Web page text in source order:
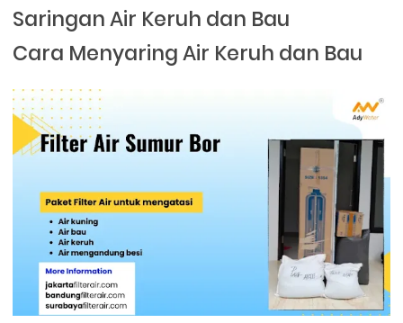
Saringan Air Keruh dan Bau
Cara Menyaring Air Keruh dan Bau